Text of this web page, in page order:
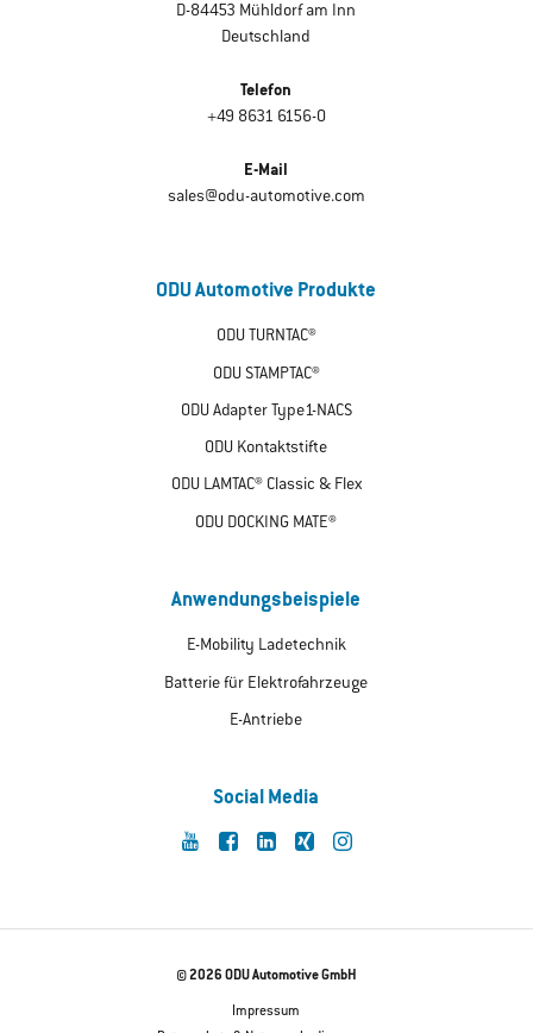
D-84453 Mühldorf am Inn
Deutschland
Telefon
+49 8631 6156-0
E-Mail
sales@odu-automotive.com
ODU Automotive Produkte
ODU TURNTAC®
ODU STAMPTAC®
ODU Adapter Type1-NACS
ODU Kontaktstifte
ODU LAMTAC® Classic & Flex
ODU DOCKING MATE®
Anwendungsbeispiele
E-Mobility Ladetechnik
Batterie für Elektrofahrzeuge
E-Antriebe
Social Media
© 2026 ODU Automotive GmbH
Impressum